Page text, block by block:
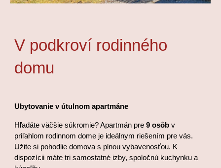
V podkroví rodinného
domu
Ubytovanie v útulnom apartmáne
Hľadáte väčšie súkromie? Apartmán pre9 osôbv
priľahlom rodinnom dome je ideálnym riešením pre vás.
Užite si pohodlie domova s plnou vybavenosťou. K
dispozícii máte tri samostatné izby, spoločnú kuchynku a